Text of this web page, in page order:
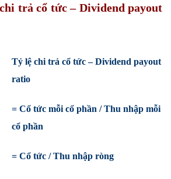
trả cổ tức – Dividend payout
Tỷ lệ chi trả cổ tức – Dividend payout
ratio
= Cổ tức mỗi cổ phần / Thu nhập mỗi
cổ phần
= Cổ tức / Thu nhập ròng